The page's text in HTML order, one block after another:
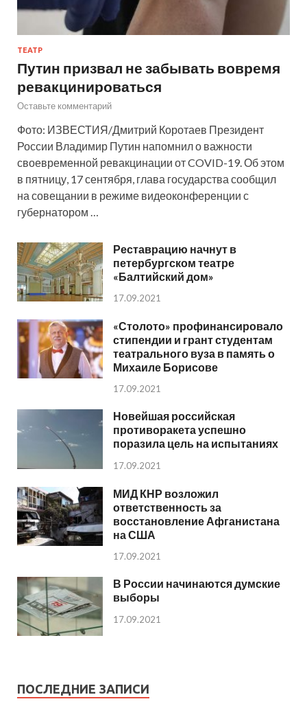
ТЕАТР
Путин призвал не забывать вовремя
ревакцинироваться
Оставьте комментарий
Фото: ИЗВЕСТИЯ/Дмитрий Коротаев Президент
России Владимир Путин напомнил о важности
своевременной ревакцинации от COVID-19. Об этом
в пятницу, 17 сентября, глава государства сообщил
на совещании в режиме видеоконференции с
губернатором …
Реставрацию начнут в
петербургском театре
«Балтийский дом»
17.09.2021
«Столото» профинансировало
стипендии и грант студентам
театрального вуза в память о
Михаиле Борисове
17.09.2021
Новейшая российская
противоракета успешно
поразила цель на испытаниях
17.09.2021
МИД КНР возложил
ответственность за
восстановление Афганистана
на США
17.09.2021
В России начинаются думские
выборы
17.09.2021
ПОСЛЕДНИЕ ЗАПИСИ